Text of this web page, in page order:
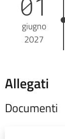
giugno
2027
Allegati
Documenti